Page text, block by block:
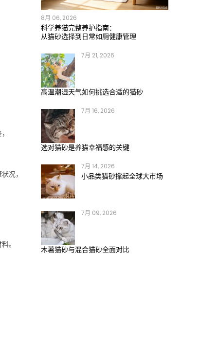
况，
。
8月 06, 2026
科学养猫完整养护指南：
从猫砂选择到日常如厕健康管理
7月 21, 2026
高温潮湿天气如何挑选合适的猫砂
7月 16, 2026
选对猫砂是养猫幸福感的关键
7月 14, 2026
小品类猫砂撑起全球大市场
7月 09, 2026
木薯猫砂与混合猫砂全面对比